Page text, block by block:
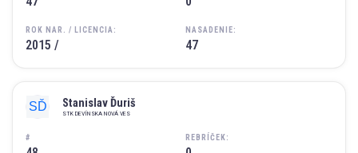
ROK NAR. / LICENCIA:
2015 /
NASADENIE:
47
#
Stanislav Ďuriš
STK DEVÍNSKA NOVÁ VES
REBRÍČEK: